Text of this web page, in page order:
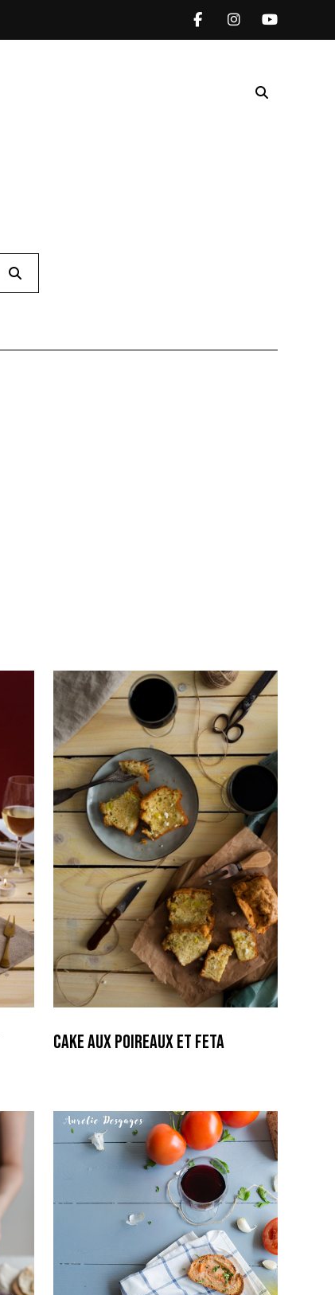
Cake aux Poireaux et Feta